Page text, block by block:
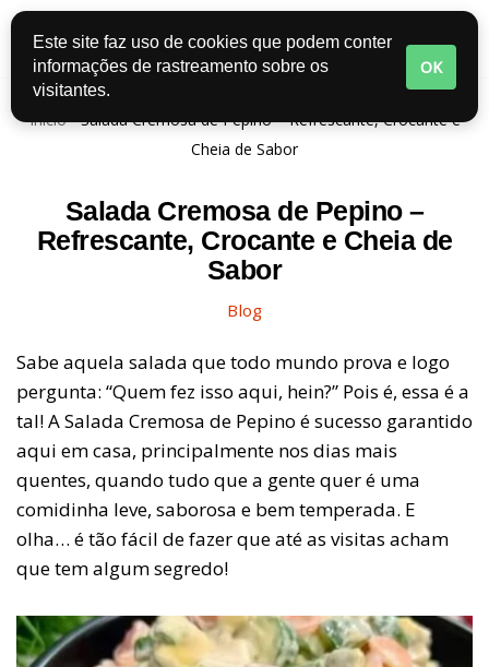
Pular
para
oInício-Salada Cremosa de Pepino – Refrescante, Crocante e
Cheia de Sabor
Salada Cremosa de Pepino –
Refrescante, Crocante e Cheia de
Sabor
Blog
Sabe aquela salada que todo mundo prova e logo
pergunta: “Quem fez isso aqui, hein?” Pois é, essa é a
tal! A Salada Cremosa de Pepino é sucesso garantido
aqui em casa, principalmente nos dias mais
quentes, quando tudo que a gente quer é uma
comidinha leve, saborosa e bem temperada. E
olha… é tão fácil de fazer que até as visitas acham
que tem algum segredo!
Este site faz uso de cookies que podem conter
informações de rastreamento sobre os
visitantes.
OK